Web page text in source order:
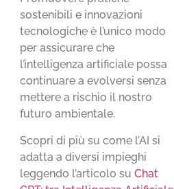
sostenibili e innovazioni
tecnologiche è l’unico modo
per assicurare che
l’intelligenza artificiale possa
continuare a evolversi senza
mettere a rischio il nostro
futuro ambientale.
Scopri di più su come l’AI si
adatta a diversi impieghi
leggendo l’articolo suChat